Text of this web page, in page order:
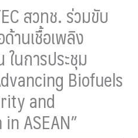
สวทช. ร่วมขับ
านเชื้อเพลิง
นการประชุม
Biofuels
and
ASEAN”